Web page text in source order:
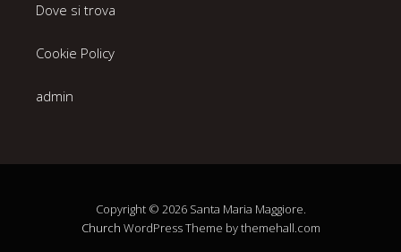
Dove si trova
Cookie Policy
admin
Copyright © 2026 Santa Maria Maggiore.
Church WordPress Theme by themehall.com